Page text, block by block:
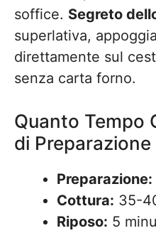
soffice. Segreto
superlativa,
direttamente sul
senza carta forno.
Quanto Tempo
di Preparazione
Preparazione:
Cottura: 35-
Riposo: 5